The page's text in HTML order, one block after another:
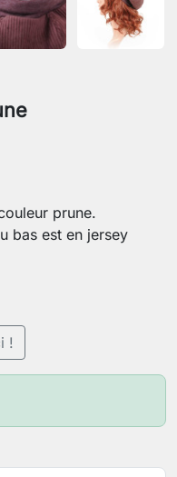
prune.
bas est en jersey
!